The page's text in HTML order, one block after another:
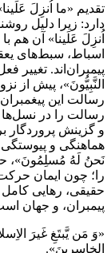
تقديم «ما اُنزِلَ
دارد: زيرا دليل
اُنزِلَ عَلَينا» آن هم
اسباط، سبط‌هاى
پيمبران‌اند. تغيير
النَّبِيُّونَ»، پيش از
رسالت اين
رسالت را در
و گزينش پروردگار
هماهنگى و
نَحنُ لَهُ مُسلِمُونَ»،
را؛ چون ايمان
حقيقى، رهايى
پيمبران، و جهان
«وَ مَن يَّبتَغِ غَيرَ
الخاسِرِينَ».